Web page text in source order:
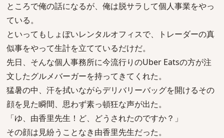
ところで俺の話になるが、俺は脱サラして個人事業をやっ
ている。
といってもしょぼいレンタルオフィスで、トレーダーの真
似事をやって生計を立てているだけだ。
先日、そんな個人事務所に今流行りのUber Eatsの方が注
文したグルメバーガーを持ってきてくれた。
猛暑の中、汗を拭いながらデリバリーバッグを開けるその
顔を見た瞬間、思わず素っ頓狂な声が出た。
「ゆ、由香里先生！ど、どうされたのですか？」
その顔は見紛うことなき由香里先生だった。